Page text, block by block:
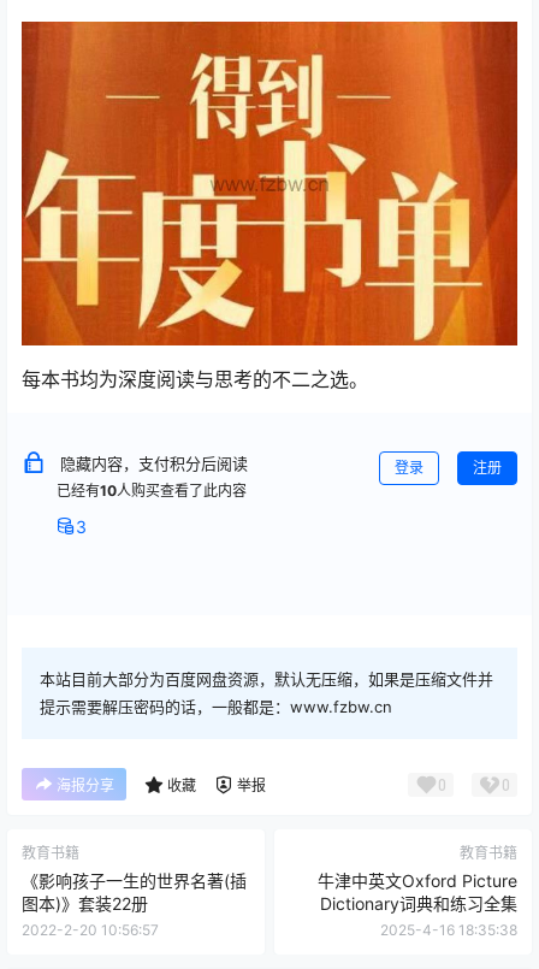
每本书均为深度阅读与思考的不二之选。
隐藏内容，支付积分后阅读
已经有10人购买查看了此内容
3
登录 注册
本站目前大部分为百度网盘资源，默认无压缩，如果是压缩文件并
提示需要解压密码的话，一般都是：www.fzbw.cn
海报分享 收藏 举报 0 0
教育书籍
《影响孩子一生的世界名著(插
图本)》套装22册
2022-2-20 10:56:57
教育书籍
牛津中英文Oxford Picture
Dictionary词典和练习全集
2025-4-16 18:35:38